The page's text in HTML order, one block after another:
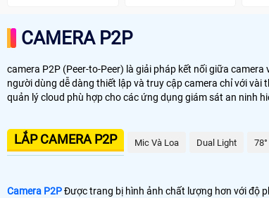
CAMERA P2P
camera P2P (Peer-to-Peer) là giải pháp kết nối giữa
người dùng dễ dàng thiết lập và truy cập camera chỉ với
quản lý cloud phù hợp cho các ứng dụng giám sát an ninh
LẮP CAMERA P2P Mic Và Loa Dual Light 78°
Camera P2PĐược trang bị hình ảnh chất lượng hơn với độ